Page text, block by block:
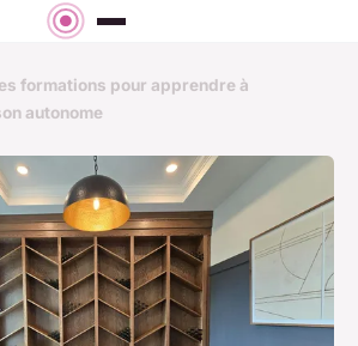
formations pour apprendre à
autonome